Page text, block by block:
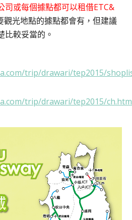
司或每個據點都可以租借ETC&
觀光地點的據點都會有，但建議
比較妥當的。
trip/drawari/tep2015/
trip/drawari/tep2015/